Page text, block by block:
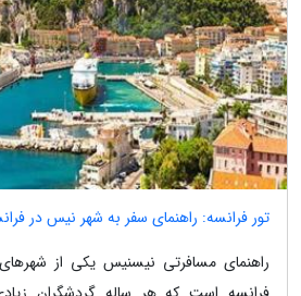
تور فرانسه: راهنمای سفر به شهر نیس در
راهنمای مسافرتی نیسنیس یکی از